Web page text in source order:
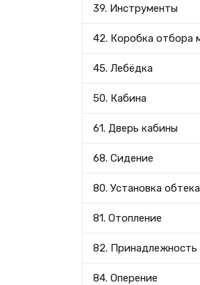
39. Инструменты
42. Коробка отбора
45. Лебёдка
50. Кабина
61. Дверь кабины
68. Сидение
80. Установка
81. Отопление
82. Принадлежность
84. Оперение